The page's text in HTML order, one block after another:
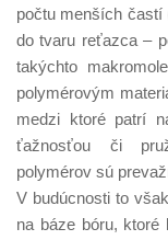
počtu menších častí
do tvaru reťazca –
takýchto
polymérovým
medzi ktoré patrí
ťažnosťou či
polymérov sú
V budúcnosti to
na báze bóru,